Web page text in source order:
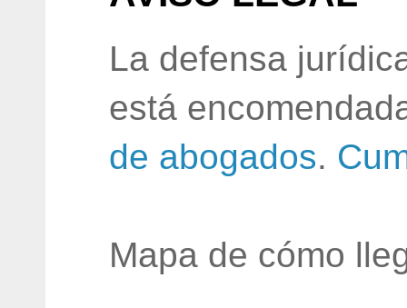
La defensa
está
de abogados.
Mapa de cómo